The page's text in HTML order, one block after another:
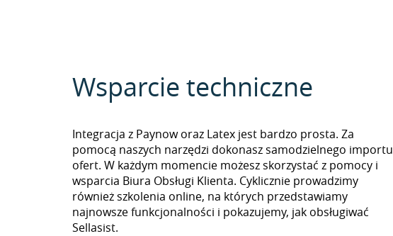
Wsparcie techniczne
Integracja z Paynow oraz Latex jest bardzo prosta. Za
pomocą naszych narzędzi dokonasz samodzielnego importu
ofert. W każdym momencie możesz skorzystać z pomocy i
wsparcia Biura Obsługi Klienta. Cyklicznie prowadzimy
również szkolenia online, na których przedstawiamy
najnowsze funkcjonalności i pokazujemy, jak obsługiwać
Sellasist.